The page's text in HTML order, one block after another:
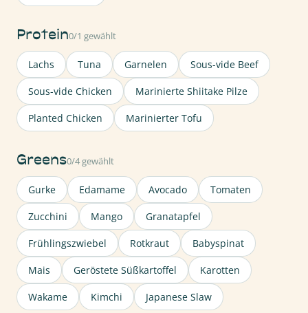
Protein0/1 gewählt
Lachs Tuna Garnelen Sous-vide Beef
Sous-vide Chicken Marinierte Shiitake Pilze
Planted Chicken Marinierter Tofu
Greens0/4 gewählt
Gurke Edamame Avocado Tomaten
Zucchini Mango Granatapfel
Frühlingszwiebel Rotkraut Babyspinat
Mais Geröstete Süßkartoffel Karotten
Wakame Kimchi Japanese Slaw